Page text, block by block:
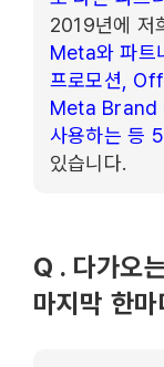
2019년에 저
Meta와 파트
프로모션,
Meta Brand
사용하는 등
있습니다.
Q . 다가오
마지막 한